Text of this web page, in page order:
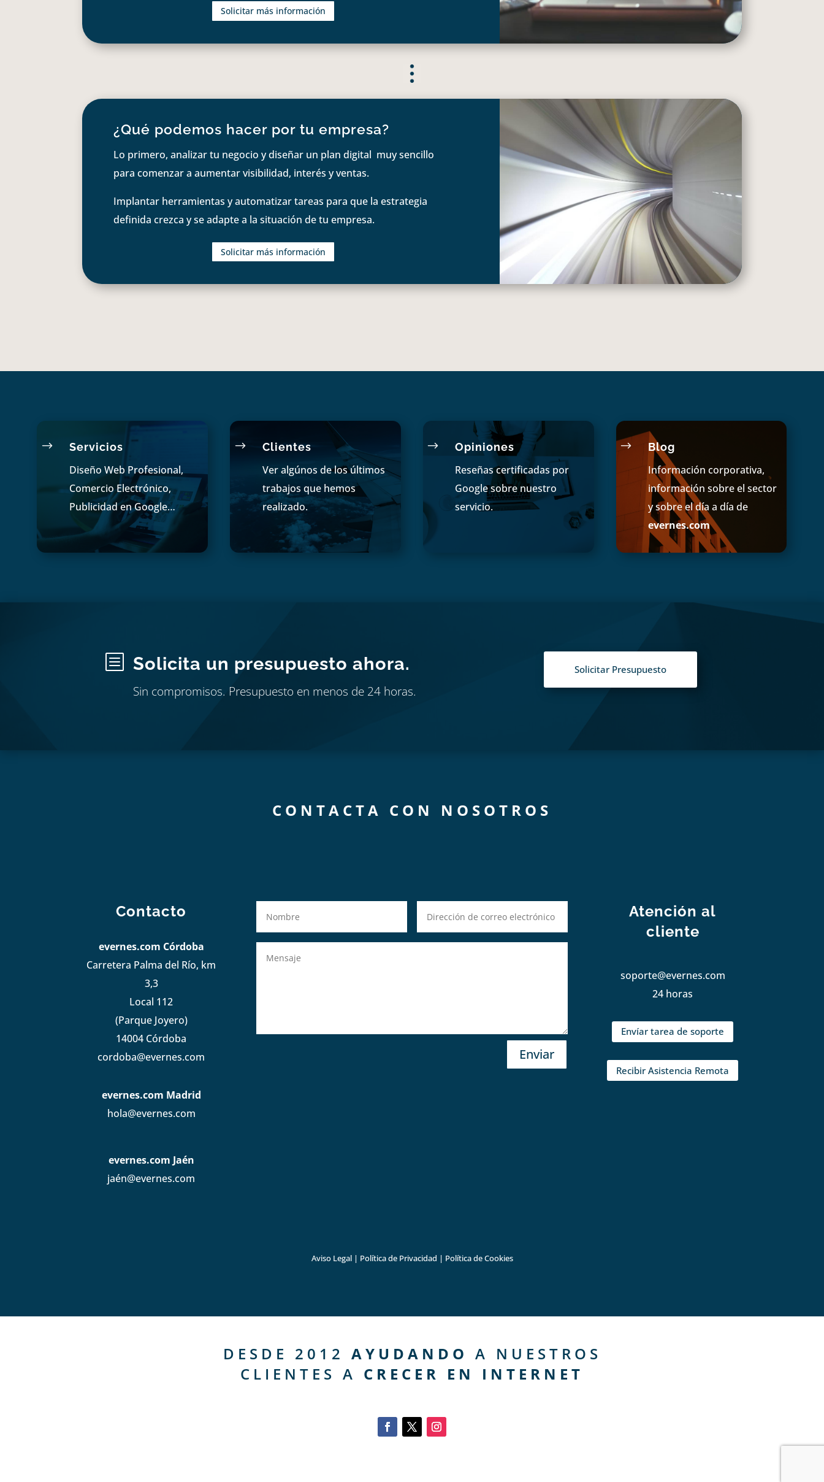
Solicitar más información
¿Qué podemos hacer por tu empresa?
Lo primero, analizar tu negocio y diseñar un plan digital muy sencillo
para comenzar a aumentar visibilidad, interés y ventas.
Implantar herramientas y automatizar tareas para que la estrategia
definida crezca y se adapte a la situación de tu empresa.
Solicitar más información
$ Servicios
Diseño Web Profesional,
Comercio Electrónico,
Publicidad en Google…
$ Clientes
Ver algúnos de los últimos
trabajos que hemos
realizado.
$ Opiniones
Reseñas certificadas por
Google sobre nuestro
servicio.
$ Blog
Información corporativa,
información sobre el sector
y sobre el día a día de
evernes.com
b Solicita un presupuesto ahora.
Sin compromisos. Presupuesto en menos de 24 horas.
Solicitar Presupuesto
CONTACTA CON NOSOTROS
Contacto
evernes.com Córdoba
Carretera Palma del Río, km
3,3
Local 112
(Parque Joyero)
14004 Córdoba
cordoba@evernes.com
evernes.com Madrid
hola@evernes.com
evernes.com Jaén
jaén@evernes.com
Enviar
Atención al
cliente
soporte@evernes.com
24 horas
Envíar tarea de soporte
Recibir Asistencia Remota
Aviso Legal| Política de Privacidad | Política de Cookies
DESDE 2012 AYUDANDO A NUESTROS
CLIENTES A CRECER EN INTERNET